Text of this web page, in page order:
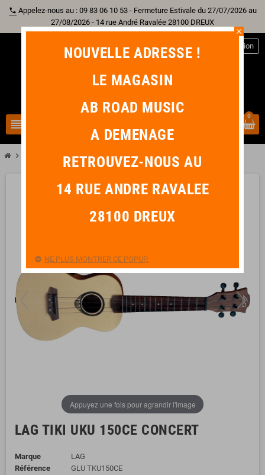
phone Appelez-nous au : 09 83 06 10 53 - Fermeture Estivale du 27/07/2026 au
27/08/2026 - 14 rue André Ravalée 28100 DREUX
view_headline
Connexion
0
chevron_right LAG TIKI UKU 150CE CONCERT
Appuyez une fois pour agrandir l'image
LAG TIKI UKU 150CE CONCERT
Marque
LAG
Référence
GLU TKU150CE
close
NOUVELLE ADRESSE !
LE MAGASIN
AB ROAD MUSIC
A DEMENAGE
RETROUVEZ-NOUS AU
14 RUE ANDRE RAVALEE
28100 DREUX
NE PLUS MONTRER CE POPUP.